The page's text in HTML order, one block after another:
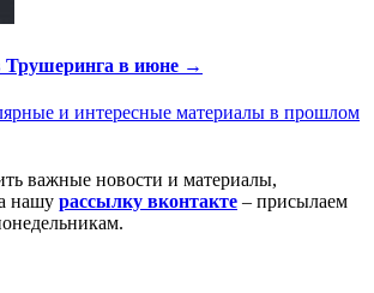
Трушеринга в июне →
и интересные материалы в прошлом
важные новости и материалы,
нашу рассылку вконтакте – присылаем